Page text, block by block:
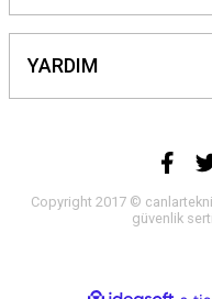
YARDIM
Copyright 2017 ©
güvenlik